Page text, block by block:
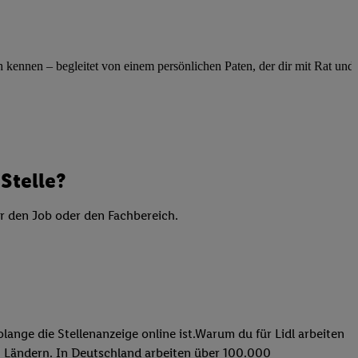
– begleitet von einem persönlichen Paten, der dir mit Rat und
Job oder den Fachbereich.
die Stellenanzeige online ist.Warum du für Lidl arbeiten
In Deutschland arbeiten über 100.000
Bereitstellung und
Analyse
von Profilen